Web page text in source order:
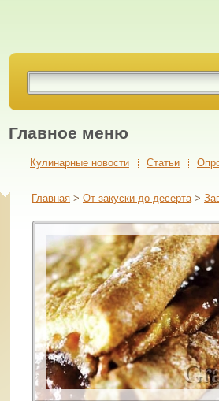
Главное меню
Кулинарные новости Cтатьи
Главная > От закуски до десерта >